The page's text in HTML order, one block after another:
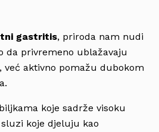
gastritis, priroda nam nudi
da privremeno ublažavaju
već aktivno pomažu dubokom
koje sadrže visoku
koje djeluju kao